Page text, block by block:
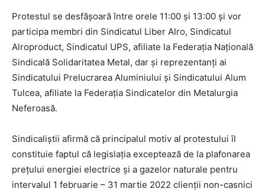
Protestul se desfăşoară între orele 11:00 şi 13:00 și vor
participa membri din Sindicatul Liber Alro, Sindicatul
Alroproduct, Sindicatul UPS, afiliate la Federaţia Naţională
Sindicală Solidaritatea Metal, dar şi reprezentanţi ai
Sindicatului Prelucrarea Aluminiului şi Sindicatului Alum
Tulcea, afiliate la Federaţia Sindicatelor din Metalurgia
Neferoasă.
Sindicaliştii afirmă că principalul motiv al protestului îl
constituie faptul că legislaţia exceptează de la plafonarea
preţului energiei electrice şi a gazelor naturale pentru
intervalul 1 februarie – 31 martie 2022 clienţii non-casnici